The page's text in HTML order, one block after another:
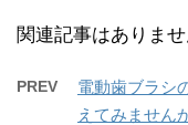
関連記事はありま
PREV
電動歯ブラシ
えてみません